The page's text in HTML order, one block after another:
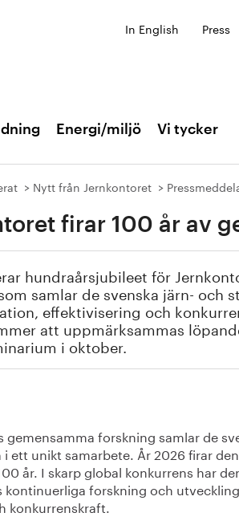
In English Press
Energi/miljö Vi tycker
Nytt från Jernkontoret
firar 100 år av
hundraårsjubileet för
samlar de svenska järn- och
effektivisering och
att uppmärksammas
i oktober.
gemensamma forskning samlar de
ett unikt samarbete. År 2026 firar
år. I skarp global konkurrens har
forskning och
konkurrenskraft.